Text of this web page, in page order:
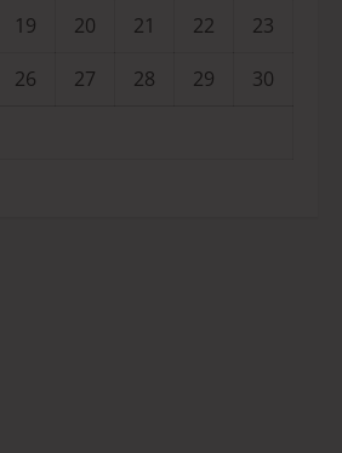
19 20 21 22
23
26 27 28 29
30